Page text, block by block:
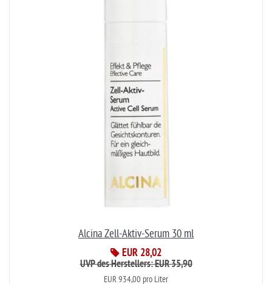
Alcina Zell-Aktiv-Serum 30 ml
EUR 28,02
UVP des Herstellers: EUR 35,90
EUR 934,00 pro Liter